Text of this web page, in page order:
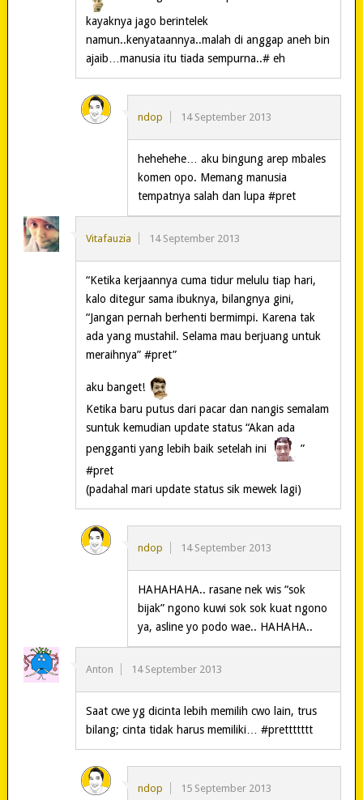
kayaknya jago berintelek
namun..kenyataannya..malah di anggap aneh bin
ajaib…manusia itu tiada sempurna..# eh
ndop 14 September 2013
hehehehe… aku bingung arep mbales
komen opo. Memang manusia
tempatnya salah dan lupa #pret
Vitafauzia 14 September 2013
“Ketika kerjaannya cuma tidur melulu tiap hari,
kalo ditegur sama ibuknya, bilangnya gini,
“Jangan pernah berhenti bermimpi. Karena tak
ada yang mustahil. Selama mau berjuang untuk
meraihnya” #pret”
aku banget!
Ketika baru putus dari pacar dan nangis semalam
suntuk kemudian update status “Akan ada
pengganti yang lebih baik setelah ini
”
#pret
(padahal mari update status sik mewek lagi)
ndop 14 September 2013
HAHAHAHA.. rasane nek wis “sok
bijak” ngono kuwi sok sok kuat ngono
ya, asline yo podo wae.. HAHAHA..
Anton 14 September 2013
Saat cwe yg dicinta lebih memilih cwo lain, trus
bilang; cinta tidak harus memiliki… #prettttttt
ndop 15 September 2013